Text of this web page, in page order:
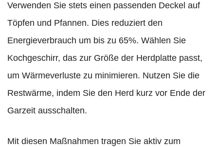
Verwenden Sie stets einen passenden Deckel auf
Töpfen und Pfannen. Dies reduziert den
Energieverbrauch um bis zu 65%. Wählen Sie
Kochgeschirr, das zur Größe der Herdplatte passt,
um Wärmeverluste zu minimieren. Nutzen Sie die
Restwärme, indem Sie den Herd kurz vor Ende der
Garzeit ausschalten.
Mit diesen Maßnahmen tragen Sie aktiv zum